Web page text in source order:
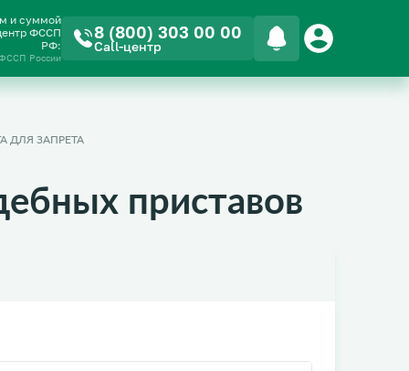
и суммой
ФССП
РФ:
России
8 (800) 303 00 00
Call-центр
ДЛЯ ЗАПРЕТА
приставов